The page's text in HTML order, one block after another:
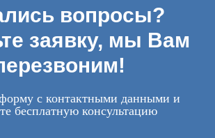
вопросы?
заявку, мы Вам
с контактными данными и
бесплатную консультацию